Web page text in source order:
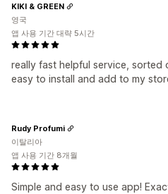
really fast helpful service, sorted
easy to install and add to my
KIKI & GREEN
영국
앱 사용 기간 대략 5시간
Simple and easy to use app!
Rudy Profumi
이탈리아
앱 사용 기간 8개월